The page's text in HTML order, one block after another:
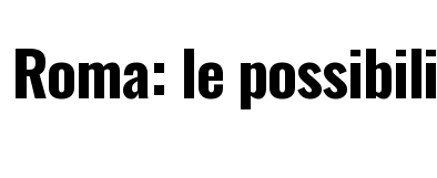
le possibili